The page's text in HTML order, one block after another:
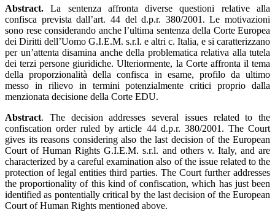
Abstract. La sentenza affronta diverse questioni relative alla
confisca prevista dall’art. 44 del d.p.r. 380/2001. Le motivazioni
sono rese considerando anche l’ultima sentenza della Corte Europea
dei Diritti dell’Uomo G.I.E.M. s.r.l. e altri c. Italia, e si caratterizzano
per un’attenta disamina anche della problematica relativa alla tutela
dei terzi persone giuridiche. Ulteriormente, la Corte affronta il tema
della proporzionalità della confisca in esame, profilo da ultimo
messo in rilievo in termini potenzialmente critici proprio dalla
menzionata decisione della Corte EDU.
Abstract. The decision addresses several issues related to the
confiscation order ruled by article 44 d.p.r. 380/2001. The Court
gives its reasons considering also the last decision of the European
Court of Human Rights G.I.E.M. s.r.l. and others v. Italy, and are
characterized by a careful examination also of the issue related to the
protection of legal entities third parties. The Court further addresses
the proportionality of this kind of confiscation, which has just been
identified as pontentially critical by the last decision of the European
Court of Human Rights mentioned above.